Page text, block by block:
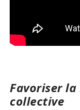
Favoriser
collective